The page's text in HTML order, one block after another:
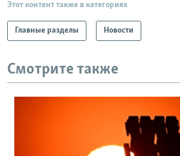
Этот контент также в категориях
Главные разделы Новости
Смотрите также